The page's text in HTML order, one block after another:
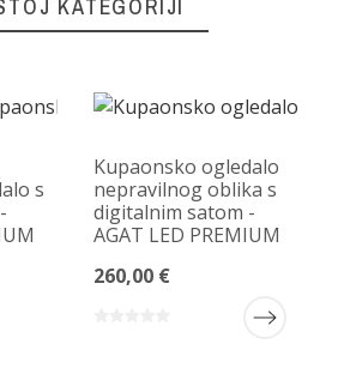
KATEGORIJI
s
Kupaonsko ogledalo
nepravilnog oblika s
digitalnim satom -
AGAT LED PREMIUM
260,00 €